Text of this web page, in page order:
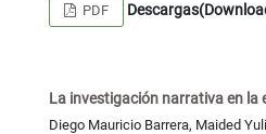
PDF
La investigación narrativa en la
Diego Mauricio Barrera, Maided